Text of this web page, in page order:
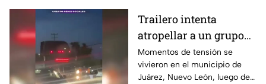
Trailero intenta
atropellar a un grupo
de personas y choca
varios vehículos
Momentos de tensión se
vivieron en el municipio de
Juárez, Nuevo León, luego de